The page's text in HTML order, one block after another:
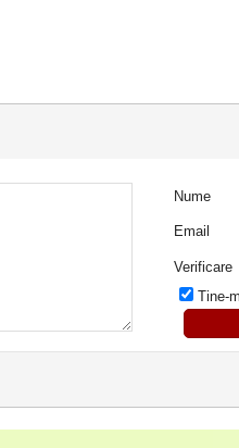
Nume
Email
Verificare
Tine-